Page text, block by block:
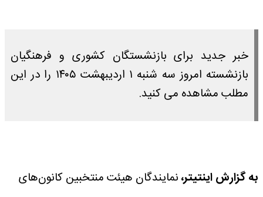
خبر جدید برای بازنشستگان کشوری و فرهنگیان
بازنشسته امروز سه شنبه ۱ اردیبهشت ۱۴۰۵ را در این
مطلب مشاهده می کنید.
به گزارش اینتیتر،نمایندگان هیئت منتخبین کانون‌های